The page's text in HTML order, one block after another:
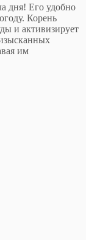
дня! Его удобно
Корень
и активизирует
им